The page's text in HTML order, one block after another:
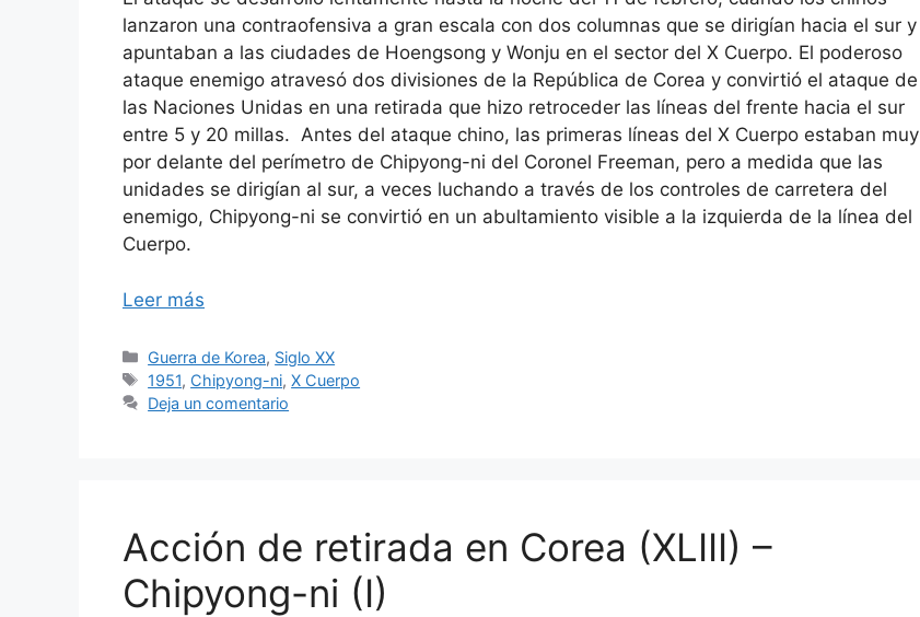
lanzaron una contraofensiva a gran escala con dos columnas que se dirigían hacia el sur y
apuntaban a las ciudades de Hoengsong y Wonju en el sector del X Cuerpo. El poderoso
ataque enemigo atravesó dos divisiones de la República de Corea y convirtió el ataque de
las Naciones Unidas en una retirada que hizo retroceder las líneas del frente hacia el sur
entre 5 y 20 millas. Antes del ataque chino, las primeras líneas del X Cuerpo estaban muy
por delante del perímetro de Chipyong-ni del Coronel Freeman, pero a medida que las
unidades se dirigían al sur, a veces luchando a través de los controles de carretera del
enemigo, Chipyong-ni se convirtió en un abultamiento visible a la izquierda de la línea del
Cuerpo.
Leer más
Categorías
Guerra de Korea, Siglo XX
Etiquetas
1951, Chipyong-ni,X Cuerpo
Deja un comentario
Acción de retirada en Corea (XLIII) –
Chipyong-ni (I)